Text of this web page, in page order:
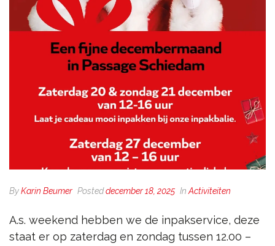
ByKarin Beumer Posteddecember 18, 2025 InActiviteiten
A.s. weekend hebben we de inpakservice, deze
staat er op zaterdag en zondag tussen 12.00 –